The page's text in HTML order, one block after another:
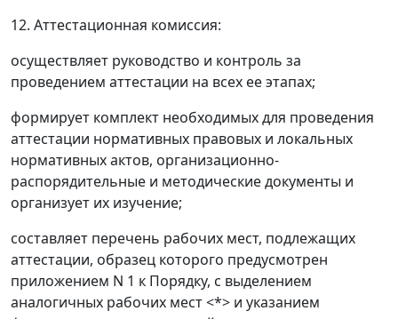
12. Аттестационная комиссия:
осуществляет руководство и контроль за
проведением аттестации на всех ее этапах;
формирует комплект необходимых для проведения
аттестации нормативных правовых и локальных
нормативных актов, организационно-
распорядительные и методические документы и
организует их изучение;
составляет перечень рабочих мест, подлежащих
аттестации, образец которого предусмотрен
приложением N 1 к Порядку, с выделением
аналогичных рабочих мест <*> и указанием